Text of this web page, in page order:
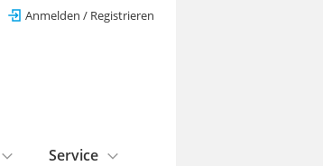
Anmelden / Registrieren
Service